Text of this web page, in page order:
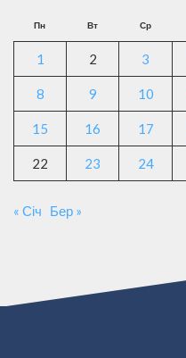
Пн Вт Ср
1 2 3
8 9 10
15 16 17
22 23 24
« Січ Бер »